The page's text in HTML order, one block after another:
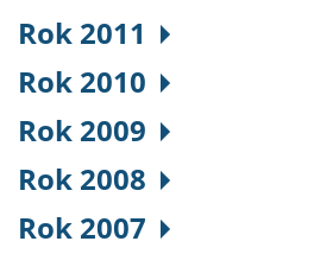
Rok 2011
Rok 2010
Rok 2009
Rok 2008
Rok 2007